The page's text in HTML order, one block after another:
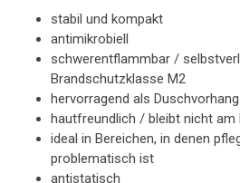
stabil und kompakt
antimikrobiell
schwerentflammbar /
Brandschutzklasse M2
hervorragend als Duschvorhang
hautfreundlich / bleibt nicht am
ideal in Bereichen, in denen
problematisch ist
antistatisch